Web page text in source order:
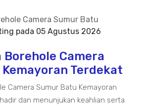
Camera Sumur Batu
pada 05 Agustus 2026
Borehole Camera
Terdekat
Camera Sumur Batu Kemayoran
dan menunjukan keahlian serta